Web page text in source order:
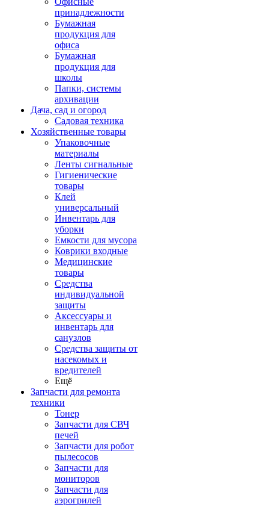
принадлежности
Бумажная
продукция для
офиса
Бумажная
продукция для
школы
Папки, системы
архивации
Дача, сад и огород
Садовая техника
Хозяйственные товары
Упаковочные
материалы
Ленты сигнальные
Гигиенические
товары
Клей
универсальный
Инвентарь для
уборки
Емкости для мусора
Коврики входные
Медицинские
товары
Средства
индивидуальной
защиты
Аксессуары и
инвентарь для
санузлов
Средства защиты от
насекомых и
вредителей
Ещё
Запчасти для ремонта
техники
Тонер
Запчасти для СВЧ
печей
Запчасти для робот
пылесосов
Запчасти для
мониторов
Запчасти для
аэрогрилей